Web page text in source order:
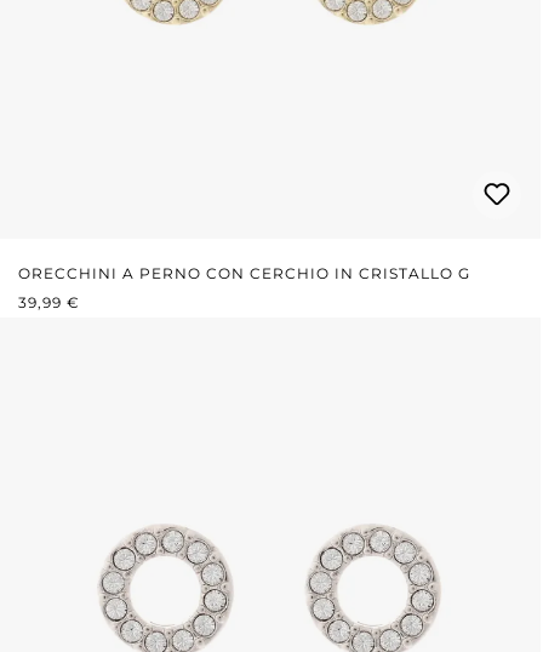
ORECCHINI A PERNO CON CERCHIO IN CRISTALLO G
PREZZO NORMALE:
39,99 €